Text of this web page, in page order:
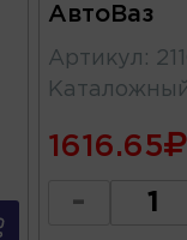
АвтоВаз
Артикул :
1616.65
-